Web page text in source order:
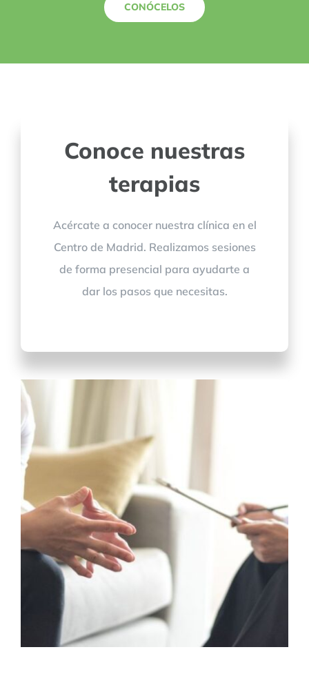
CONÓCELOS
Conoce nuestras
terapias
Acércate a conocer nuestra clínica en el
Centro de Madrid. Realizamos sesiones
de forma presencial para ayudarte a
dar los pasos que necesitas.